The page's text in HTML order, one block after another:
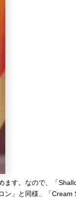
す。なので、「
ン」と同様、「